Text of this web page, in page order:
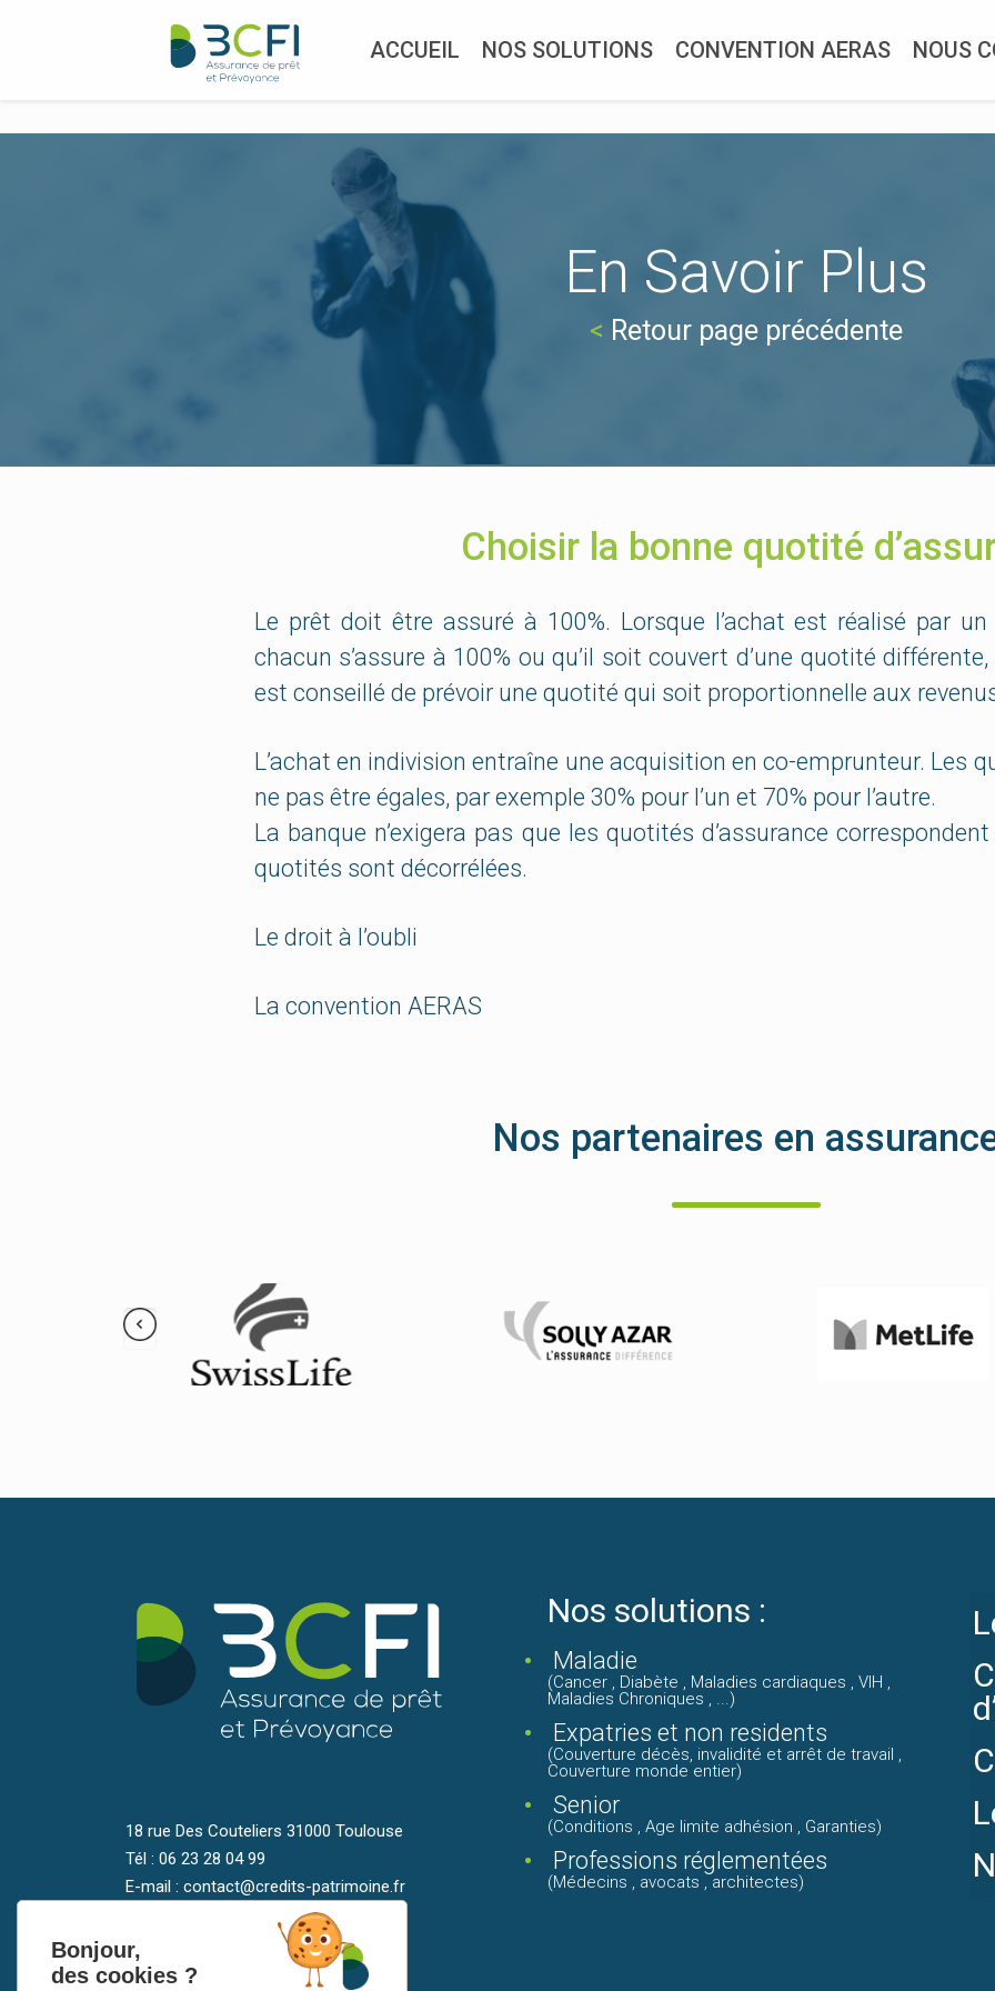
ACCUEIL NOS SOLUTIONS CONVENTION AERAS NOUS
En Savoir Plus
< Retour page précédente
Choisir la bonne quotité
Le prêt doit être assuré à 100%. Lorsque l’achat est réalisé par
chacun s’assure à 100% ou qu’il soit couvert d’une quotité
est conseillé de prévoir une quotité qui soit proportionnelle aux
L’achat en indivision entraîne une acquisition en co-emprunteur. Les
ne pas être égales, par exemple 30% pour l’un et 70% pour l’autre.
La banque n’exigera pas que les quotités d’assurance
quotités sont décorrélées.
Le droit à l’oubli
La convention AERAS
Nos partenaires en
18 rue Des Couteliers 31000 Toulouse
Tél : 06 23 28 04 99
E-mail : contact@credits-patrimoine.fr
Nos solutions :
Maladie
(Cancer , Diabète , Maladies cardiaques , VIH ,
Maladies Chroniques , ...)
Expatries et non residents
(Couverture décès, invalidité et arrêt de travail ,
Couverture monde entier)
Senior
(Conditions , Age limite adhésion , Garanties)
Professions réglementées
(Médecins , avocats , architectes)
Bonjour,
des cookies ?